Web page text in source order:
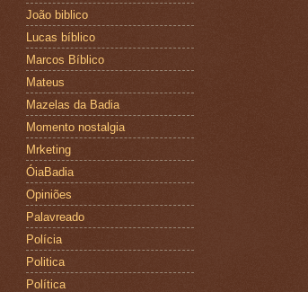
João biblico
Lucas bíblico
Marcos Bíblico
Mateus
Mazelas da Badia
Momento nostalgia
Mrketing
ÓiaBadia
Opiniões
Palavreado
Polícia
Politica
Política